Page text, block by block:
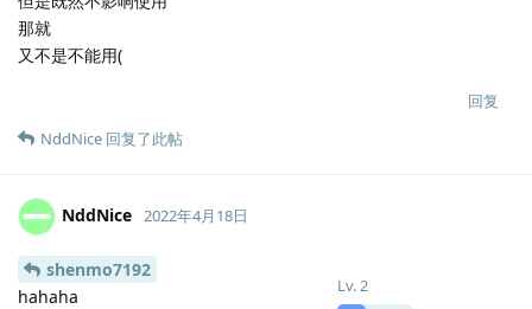
那就
又不是不能用(
回复
NddNice 回复了此帖
NddNice
Lv.2
2022年4月18日
shenmo7192
hahaha